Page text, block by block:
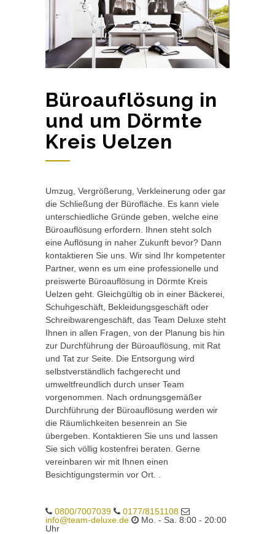
Büroauflösung in
und um Dörmte
Kreis Uelzen
Umzug, Vergrößerung, Verkleinerung oder gar
die Schließung der Bürofläche. Es kann viele
unterschiedliche Gründe geben, welche eine
Büroauflösung erfordern. Ihnen steht solch
eine Auflösung in naher Zukunft bevor? Dann
kontaktieren Sie uns. Wir sind Ihr kompetenter
Partner, wenn es um eine professionelle und
preiswerte Büroauflösung in Dörmte Kreis
Uelzen geht. Gleichgültig ob in einer Bäckerei,
Schuhgeschäft, Bekleidungsgeschäft oder
Schreibwarengeschäft, das Team Deluxe steht
Ihnen in allen Fragen, von der Planung bis hin
zur Durchführung der Büroauflösung, mit Rat
und Tat zur Seite. Die Entsorgung wird
selbstverständlich fachgerecht und
umweltfreundlich durch unser Team
vorgenommen. Nach ordnungsgemäßer
Durchführung der Büroauflösung werden wir
die Räumlichkeiten besenrein an Sie
übergeben. Kontaktieren Sie uns und lassen
Sie sich völlig kostenfrei beraten. Gerne
vereinbaren wir mit Ihnen einen
Besichtigungstermin vor Ort. .
0800/7007039
0177/8151108
info@team-deluxe.de
Mo. - Sa. 8:00 - 20:00
Uhr